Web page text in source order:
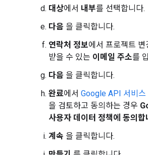
대상에서 내부를 선택합니다.
다음 을 클릭합니다.
연락처 정보에서 프로젝트
받을 수 있는 이메일 주소를
다음 을 클릭합니다.
완료에서 Google API 서비스
을 검토하고 동의하는 경우
사용자 데이터 정책에 동의합
계속 을 클릭합니다.